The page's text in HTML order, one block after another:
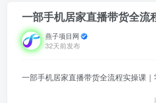
一部手机居家直播带货全
燕子项目网
32天前发布
一部手机居家直播带货全流程实操课